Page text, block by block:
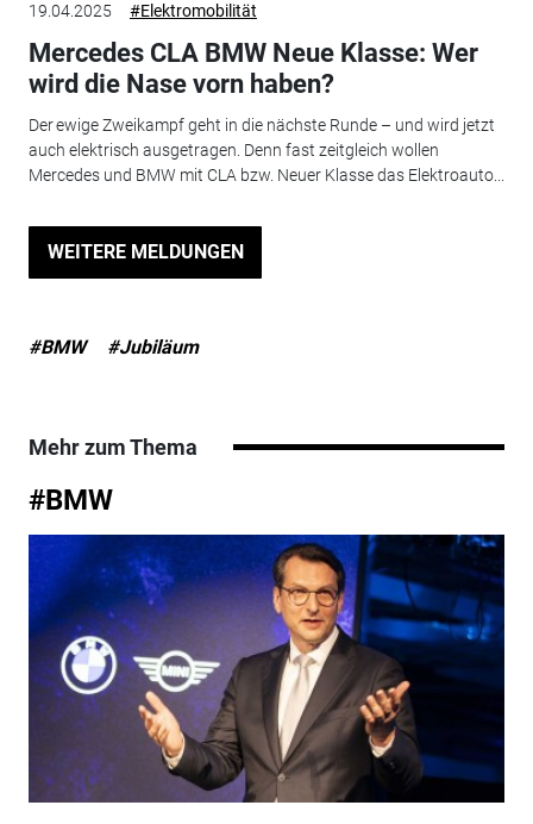
19.04.2025 #Elektromobilität
Mercedes CLA BMW Neue Klasse: Wer
wird die Nase vorn haben?
Der ewige Zweikampf geht in die nächste Runde – und wird jetzt
auch elektrisch ausgetragen. Denn fast zeitgleich wollen
Mercedes und BMW mit CLA bzw. Neuer Klasse das Elektroauto...
WEITERE MELDUNGEN
#BMW #Jubiläum
Mehr zum Thema
#BMW